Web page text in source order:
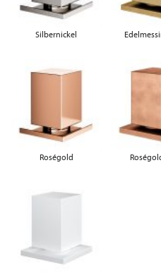
Silbernickel
Roségold